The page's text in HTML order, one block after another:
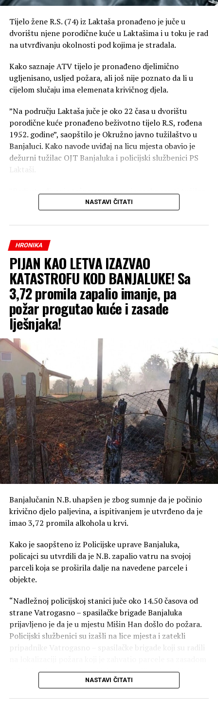
Tijelo žene R.S. (74) iz Laktaša pronađeno je juče u
dvorištu njene porodične kuće u Laktašima i u toku je rad
na utvrđivanju okolnosti pod kojima je stradala.
Kako saznaje ATV tijelo je pronađeno djelimično
ugljenisano, usljed požara, ali još nije poznato da li u
cijelom slučaju ima elemenata krivičnog djela.
”Na području Laktaša juče je oko 22 časa u dvorištu
porodične kuće pronađeno beživotno tijelo R.S, rođena
1952. godine”, saopštilo je Okružno javno tužilaštvo u
Banjaluci. Kako navode uviđaj na licu mjesta obavio je
dežurni tužilac OJT Banjaluka i policijski službenici PS
Laktaši.
”Radi utvrđivanja tačnog vremena i uzroka smrti tužilac
je naložio da se izvrši obdukcija beživotnog tijela koja će
Srpske, a naloženo je i preduzimanje mjera i radnji radi
utvrđivanja svih okolnosti događaja”, navode u
tužilaštvu.
NASTAVI ČITATI
HRONIKA
PIJAN KAO LETVA IZAZVAO
KATASTROFU KOD BANJALUKE! Sa
3,72 promila zapalio imanje, pa
požar progutao kuće i zasade
lješnjaka!
Banjalučanin N.B. uhapšen je zbog sumnje da je počinio
krivično djelo paljevina, a ispitivanjem je utvrđeno da je
imao 3,72 promila alkohola u krvi.
Kako je saopšteno iz Policijske uprave Banjaluka,
policajci su utvrdili da je N.B. zapalio vatru na svojoj
parceli koja se proširila dalje na navedene parcele i
objekte.
“Nadležnoj policijskoj stanici juče oko 14.50 časova od
strane Vatrogasno – spasilačke brigade Banjaluka
prijavljeno je da je u mjestu Mišin Han došlo do požara.
Policijski službenici su izašli na lice mjesta i zatekli
pripadnike Vatrogasno – spasilačke brigade koji su radili
lješnjaka, dva pomoćna objekta, porodičnu kuću i krov
druge porodične kuće”, naveli su oni.
NASTAVI ČITATI